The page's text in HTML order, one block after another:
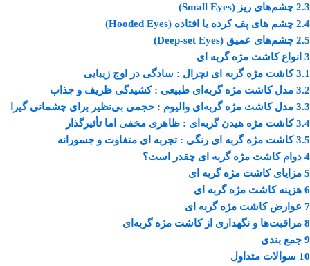
2.3 چشم‌های ریز (Small Eyes)
2.4 چشم‌ های پف کرده یا افتاده (Hooded Eyes)
2.5 چشم‌های عمیق (Deep-set Eyes)
3 انواع کاشت مژه گربه ای
3.1 کاشت مژه گربه ‌ای نچرال : سادگی در اوج زیبایی
3.2 مدل کاشت مژه گربه‌ای طبیعی : کشیدگی ظریف و جذاب
3.3 مدل کاشت مژه گربه‌ای والیوم : حجمی بی‌نظیر برای چشمانی گیرا
3.4 کاشت مژه هیدن گربه‌ای : ظاهری مخفی اما تأثیرگذار
3.5 کاشت مژه گربه‌ ای رنگی : تجربه ‌ای متفاوت و جسورانه
4 دوام کاشت مژه گربه ای چقدر است؟
5 مزایای کاشت مژه گربه ای
6 هزینه کاشت مژه گربه ای
7 عوارض کاشت مژه گربه ای
8 مراقبت‌ها و نگهداری از کاشت مژه گربه‌ای
9 جمع بندی
10 سوالات متداول